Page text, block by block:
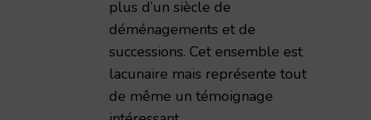
plus d’un siècle de
déménagements et de
successions. Cet ensemble est
lacunaire mais représente tout
de même un témoignage